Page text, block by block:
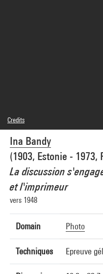
Ina Bandy
(1903, Estonie - 1973,
La discussion
et l'imprimeur
vers 1948
Domain Photo
Techniques Epreuve
Credits
© droits réservés
Photo credits : Centre Pompidou,
GrandPalaisRmn
Image reference : 4N66581
Image presentation :